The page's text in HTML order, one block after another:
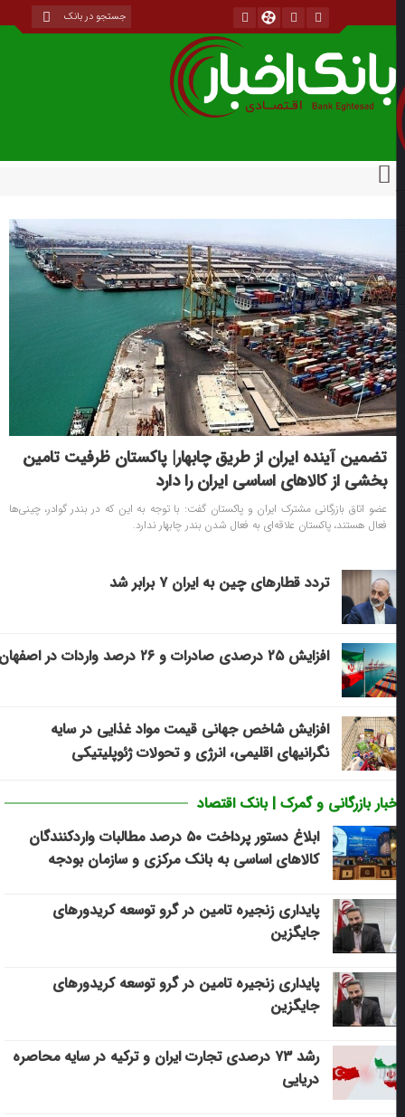
تضمین آینده ایران از طریق چابهار| پاکستان ظرفیت تامین
بخشی از کالاهای اساسی ایران را دارد
عضو اتاق بازرگانی مشترک ایران و پاکستان گفت: با توجه به این که در بندر گوادر، چینی‌ها
فعال هستند، پاکستان علاقه‌ای به فعال شدن بندر چابهار ندارد.
تردد قطارهای چین به ایران ۷ برابر شد
افزایش ۲۵ درصدی صادرات و ۲۶ درصد واردات در اصفهان
افزایش شاخص جهانی قیمت مواد غذایی در سایه
نگرانیهای اقلیمی، انرژی و تحولات ژئوپلیتیکی
بازرگانی و گمرک | بانک اقتصاد
ابلاغ دستور پرداخت ۵۰ درصد مطالبات واردکنندگان
کالاهای اساسی به بانک مرکزی و سازمان بودجه
پایداری زنجیره تامین در گرو توسعه کریدورهای
جایگزین
پایداری زنجیره تامین در گرو توسعه کریدورهای
جایگزین
رشد ۷۳ درصدی تجارت ایران و ترکیه در سایه محاصره
دریایی